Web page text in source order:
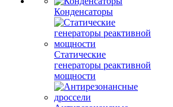
Конденсаторы
Статические
генераторы реактивной
мощности